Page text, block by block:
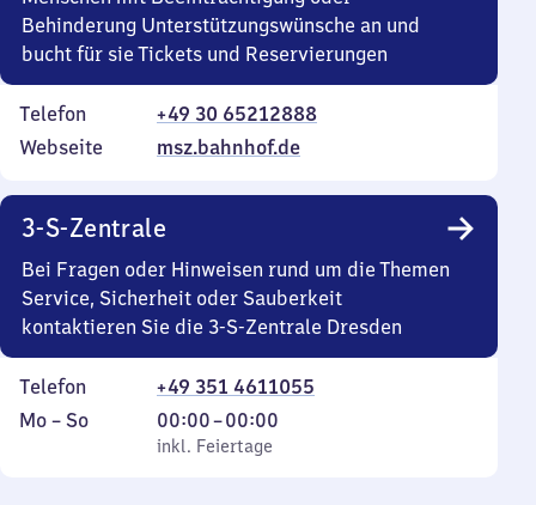
Behinderung Unterstützungswünsche an und
bucht für sie Tickets und Reservierungen
Telefon
+49 30 65212888
Webseite
msz.bahnhof.de
3-S-Zentrale
Bei Fragen oder Hinweisen rund um die Themen
Service, Sicherheit oder Sauberkeit
kontaktieren Sie die 3-S-Zentrale Dresden
Telefon
+49 351 4611055
Montag
Mo – So,
inkl. Feiertage
00:00–00:00
Von
0
inkl. Feiertage